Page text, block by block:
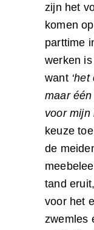
zijn het
komen
parttime
werken
want
maar
voor mijn
keuze
de
tand
voor het
zwemles